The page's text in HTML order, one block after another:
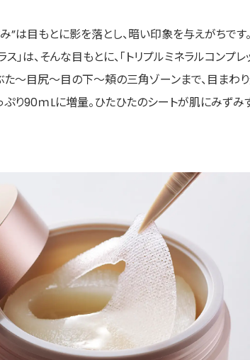
は目もとに影を落とし、暗い印象を与えがちです
」は、そんな目もとに、「トリプルミネラルコンプレ
～目尻～目の下～頬の三角ゾーンまで、目まわ
り90ｍLに増量。ひたひたのシートが肌にみずみ